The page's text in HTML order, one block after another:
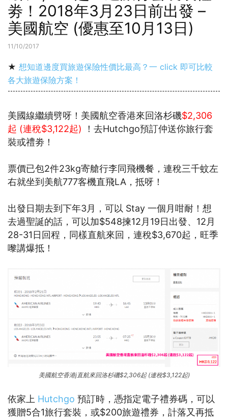
劵！2018年3月23日前出發 –
美國航空 (優惠至10月13日)
11/10/2017
★ 想知道邊度買旅遊保險性價比最高？一 click 即可比較
各大旅遊保險方案！
美國線繼續劈呀！美國航空香港來回洛杉磯$2,306
起 (連稅$3,122起) ！去Hutchgo預訂仲送你旅行套
裝或禮劵！
票價已包2件23kg寄艙行李同飛機餐，連稅三千蚊左
右就坐到美航777客機直飛LA，抵呀！
出發日期去到下年3月，可以 Stay 一個月咁耐！想
去過聖誕的話，可以加$548揀12月19日出發、12月
28-31日回程，同樣直航來回，連稅$3,670起，旺季
嚟講爆抵！
美國航空香港j直航來回洛杉磯$2,306起 (連稅$3,122起)
依家上 Hutchgo 預訂時，憑指定電子禮券碼，可以
獲贈5合1旅行套裝，或$200旅遊禮券，計落又再抵